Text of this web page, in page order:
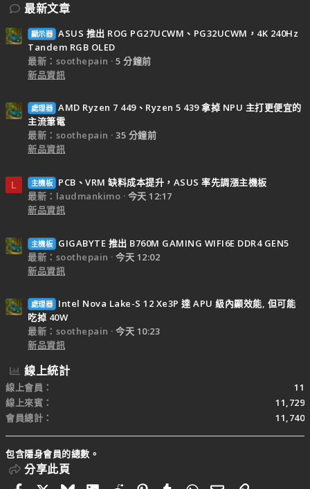
最新文章
顯示器 ASUS 推出 ROG PG27UCWM、PG32UCWM，4K 240Hz
Tandem RGB OLED
最新：soothepain
5 分鐘前
新品資訊
處理器 AMD Ryzen 7 449、Ryzen 5 439 拿掉 NPU 主打更便宜的
主流筆電
最新：soothepain
35 分鐘前
新品資訊
L 主機板
PCB、VRM 缺料成本提升，ASUS 率先調漲主機板
最新：laudmankimo
今天 12:17
新品資訊
主機板
GIGABYTE 推出 B760M GAMING WIFI6E DDR4 GEN5
最新：soothepain
今天 12:02
新品資訊
處理器
Intel Nova Lake-S 12 Xe3P 達 APU 級內顯效能, 但可能
吃掉 40W
最新：soothepain
今天 10:23
新品資訊
線上統計
線上會員
11
線上來賓
11,729
會員總計
11,740
包含隱身會員的總數。
分享此頁